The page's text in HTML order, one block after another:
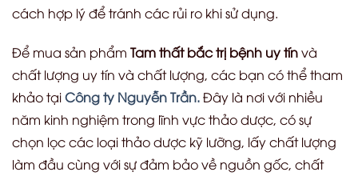
cách hợp lý để tránh các rủi ro khi sử dụng.
Để mua sản phẩm Tam thất bắc trị bệnh uy tínvà
chất lượng uy tín và chất lượng, các bạn có thể tham
khảo tạiCông ty Nguyễn Trần.Đây là nơi với nhiều
năm kinh nghiệm trong lĩnh vực thảo dược, có sự
chọn lọc các loại thảo dược kỹ lưỡng, lấy chất lượng
làm đầu cùng với sự đảm bảo về nguồn gốc, chất